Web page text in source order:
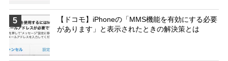
5
【ドコモ】iPhoneの「MMS機能を有効にする必要
があります」と表示されたときの解決策とは